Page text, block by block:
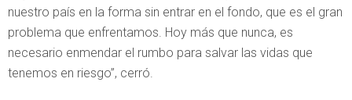
nuestro país en la forma sin entrar en el fondo, que es el gran
problema que enfrentamos. Hoy más que nunca, es
necesario enmendar el rumbo para salvar las vidas que
tenemos en riesgo”, cerró.